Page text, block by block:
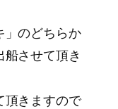
のどちらか
させて頂き
きますので